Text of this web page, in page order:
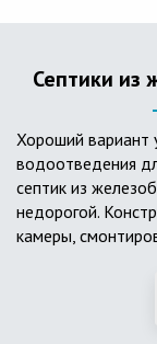
Септики из
Хороший вариант
водоотведения
септик из
недорогой.
камеры,
слой дренажа,
требуется